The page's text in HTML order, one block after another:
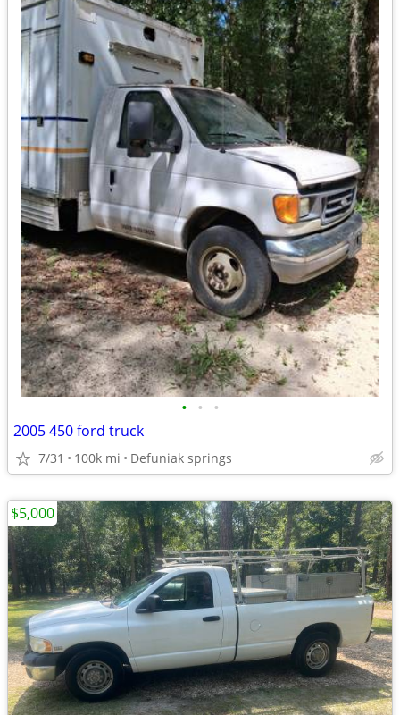
• • •
2005 450 ford truck
7/31 100k mi Defuniak springs
$5,000